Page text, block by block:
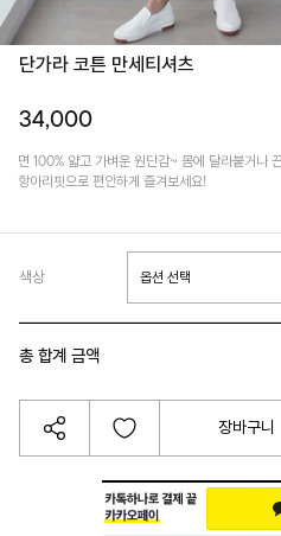
단가라 코튼 만세티셔츠
34,000
면 100% 얇고 가벼운 원단감~ 몸에 달라붙거나
항아리핏으로 편안하게 즐겨보세요!
색상
총 합계 금액
장바구니